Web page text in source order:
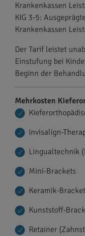
Krankenkassen
KIG 3-5:
Krankenkassen
Der Tarif leistet
Einstufung bei
Beginn der
Mehrkosten
Invisalign-
Lingualtechnik
Mini-Brackets
Keramik-
Kunststoff-
Retainer